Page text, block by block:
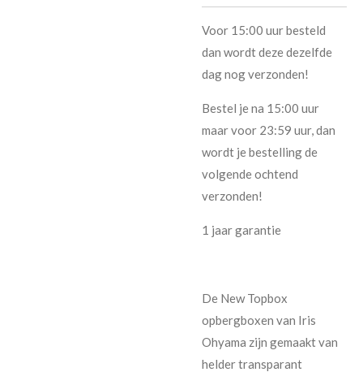
Voor 15:00 uur besteld
dan wordt deze dezelfde
dag nog verzonden!
Bestel je na 15:00 uur
maar voor 23:59 uur, dan
wordt je bestelling de
volgende ochtend
verzonden!
1 jaar garantie
De New Topbox
opbergboxen van Iris
Ohyama zijn gemaakt van
helder transparant